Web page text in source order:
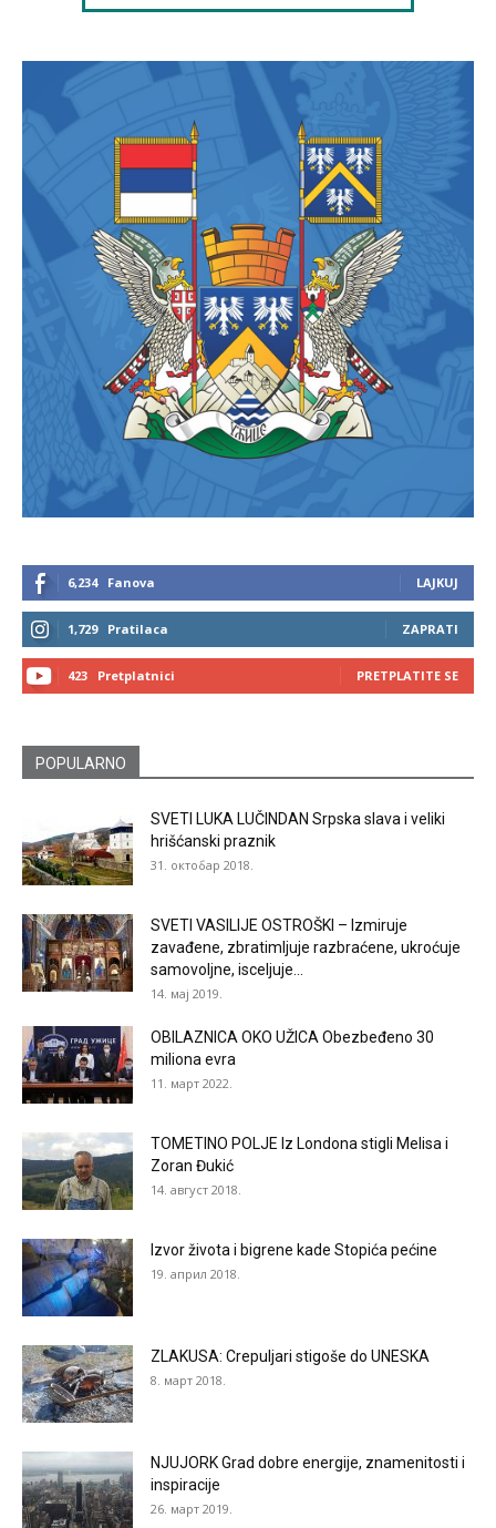
6,234 Fanova LAJKUJ
1,729 Pratilaca ZAPRATI
423 Pretplatnici PRETPLATITE SE
POPULARNO
SVETI LUKA LUČINDAN Srpska slava i veliki
hrišćanski praznik
31. октобар 2018.
SVETI VASILIJE OSTROŠKI – Izmiruje
zavađene, zbratimljuje razbraćene, ukroćuje
samovoljne, isceljuje...
14. мај 2019.
OBILAZNICA OKO UŽICA Obezbeđeno 30
miliona evra
11. март 2022.
TOMETINO POLJE Iz Londona stigli Melisa i
Zoran Đukić
14. август 2018.
Izvor života i bigrene kade Stopića pećine
19. април 2018.
ZLAKUSA: Crepuljari stigoše do UNESKA
8. март 2018.
NJUJORK Grad dobre energije, znamenitosti i
inspiracije
26. март 2019.